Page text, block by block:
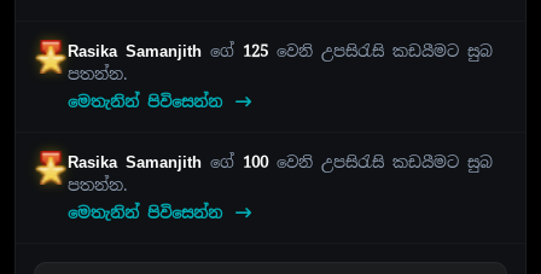
Rasika Samanjithගේ 125 වෙනි උපසිරැසි කඩයීමට සුබ
පතන්න.
මෙතැනින් පිවිසෙන්න
Rasika Samanjithගේ 100වෙනි උපසිරැසි කඩයීමට සුබ
පතන්න.
මෙතැනින් පිවිසෙන්න